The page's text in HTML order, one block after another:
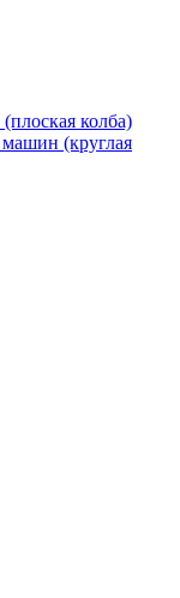
колба)
(круглая